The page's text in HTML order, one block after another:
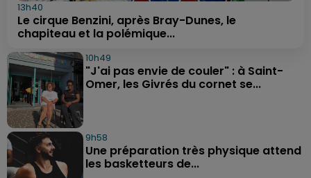
13h40
Le cirque Benzini, après Bray-Dunes, le
chapiteau et la polémique...
10h49
"J'ai pas envie de couler" : à Saint-
Omer, les Givrés du cornet se...
9h58
Une préparation très physique attend
les basketteurs de...